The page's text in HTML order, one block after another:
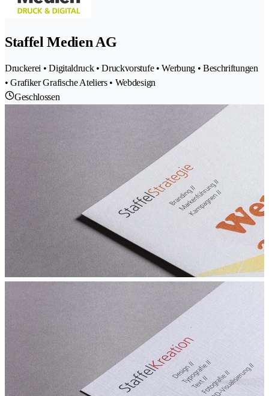
Staffel Medien AG
Druckerei • Digitaldruck • Druckvorstufe • Werbung • Beschriftungen
• Grafiker Grafische Ateliers • Webdesign
Geschlossen